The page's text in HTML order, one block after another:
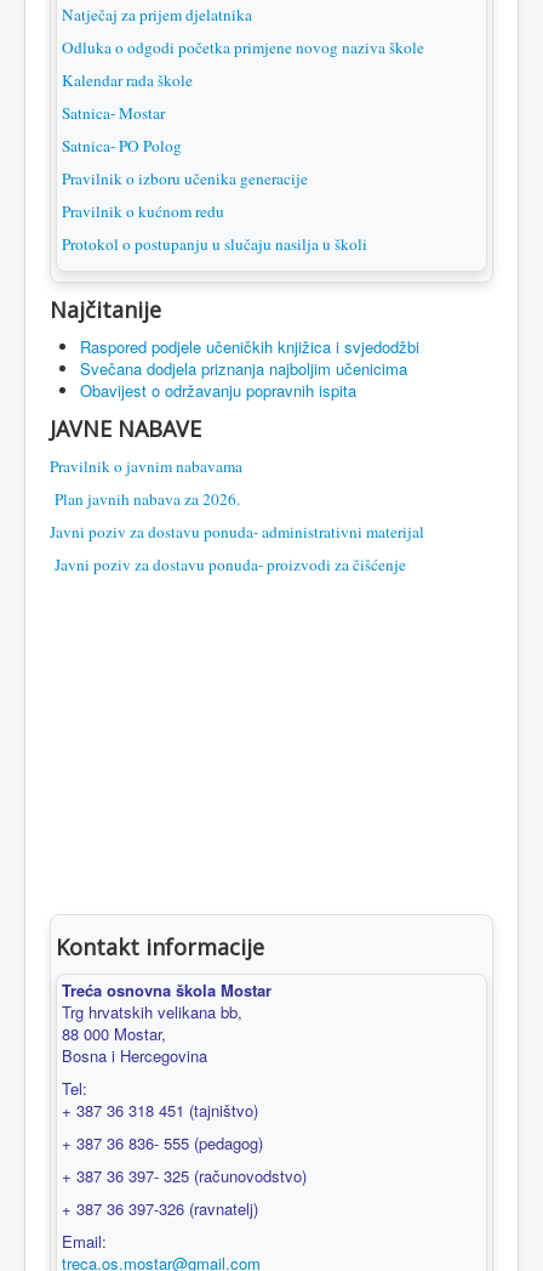
Natječaj za prijem djelatnika
Odluka o odgodi početka primjene novog naziva škole
Kalendar rada škole
Satnica- Mostar
Satnica- PO Polog
Pravilnik o izboru učenika generacije
Pravilnik o kućnom redu
Protokol o postupanju u slučaju nasilja u školi
Najčitanije
Raspored podjele učeničkih knjižica i svjedodžbi
Svečana dodjela priznanja najboljim učenicima
Obavijest o održavanju popravnih ispita
JAVNE NABAVE
Pravilnik o javnim nabavama
Plan javnih nabava za 2026.
Javni poziv za dostavu ponuda- administrativni materijal
Javni poziv za dostavu ponuda- proizvodi za čišćenje
Kontakt informacije
Treća osnovna škola Mostar
Trg hrvatskih velikana bb,
88 000 Mostar,
Bosna i Hercegovina
Tel:
+ 387 36 318 451 (tajništvo)
+ 387 36 836- 555 (pedagog)
+ 387 36 397- 325 (računovodstvo)
+ 387 36 397-326 (ravnatelj)
Email:
treca.os.mostar@gmail.com